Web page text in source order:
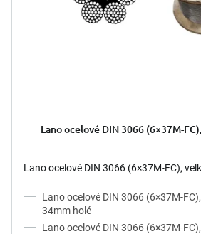
Lano ocelové DIN 3066 (6×37M-
Lano ocelové DIN 3066 (6×37M-FC),
Lano ocelové DIN 3066 (6×37M-
34mm holé
Lano ocelové DIN 3066 (6×37M-